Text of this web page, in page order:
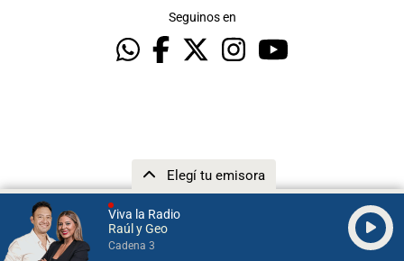
Viva la Radio
Raúl y Geo
Cadena 3
Elegí tu emisora
Seguinos en